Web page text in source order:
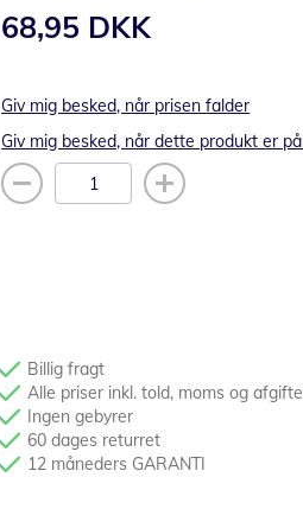
68,95 DKK
Giv mig besked, når prisen falder
Giv mig besked, når dette produkt er
Billig fragt
Alle priser inkl. told, moms og
Ingen gebyrer
60 dages returret
12 måneders GARANTI